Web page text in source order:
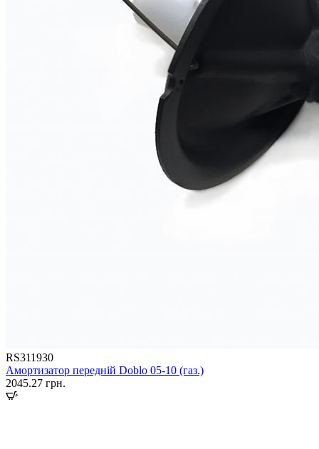
RS311930
Амортизатор передній Doblo 05-10 (газ.)
2045.27 грн.